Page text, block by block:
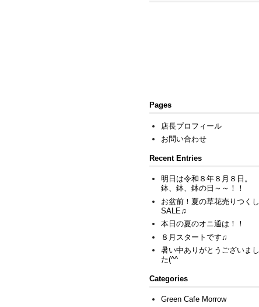
Pages
店長プロフィール
お問い合わせ
Recent Entries
明日は令和８年８月８日。
鉢、鉢、鉢の日～～！！
お盆前！夏の草花売りつくし
SALE♫
本日の夏のオニ通は！！
８月スタートです♫
暑い中ありがとうございまし
た(^^ゞ
Categories
Green Cafe Morrow